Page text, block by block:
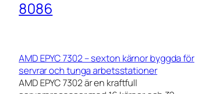
8086
AMD EPYC 7302 – sexton kärnor byggda för
servrar och tunga arbetsstationer
AMD EPYC 7302 är en kraftfull